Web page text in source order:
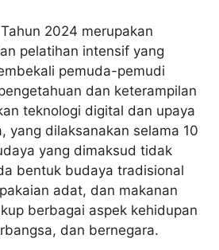
2024 merupakan
pelatihan intensif yang
pemuda-pemudi
dan keterampilan
teknologi digital dan upaya
yang dilaksanakan selama 10
yang dimaksud tidak
bentuk budaya tradisional
adat, dan makanan
berbagai aspek kehidupan
dan bernegara.